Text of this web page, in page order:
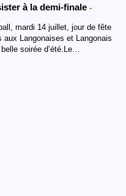
à la demi-finale -
mardi 14 juillet, jour de fête
Langonaises et Langonais
soirée d’été.Le…